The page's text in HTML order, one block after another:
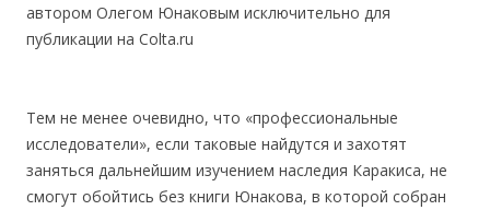
автором Олегом Юнаковым исключительно для
публикации на Colta.ru
Тем не менее очевидно, что «профессиональные
исследователи», если таковые найдутся и захотят
заняться дальнейшим изучением наследия Каракиса, не
смогут обойтись без книги Юнакова, в которой собран